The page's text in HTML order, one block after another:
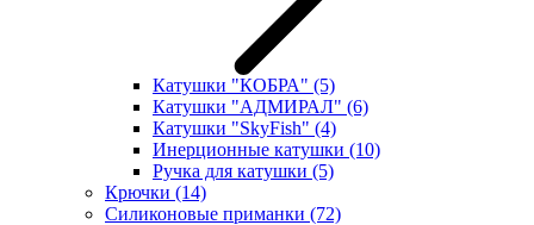
Катушки "КОБРА" (5)
Катушки "АДМИРАЛ" (6)
Катушки "SkyFish" (4)
Инерционные катушки (10)
Ручка для катушки (5)
Крючки (14)
Силиконовые приманки (72)